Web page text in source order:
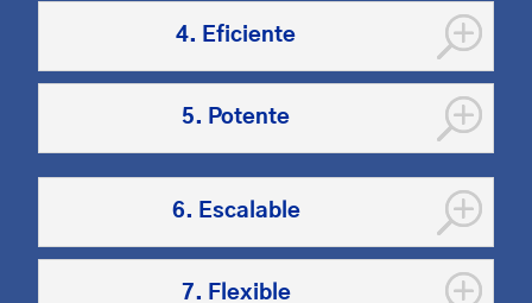
4. Eficiente
5. Potente
6. Escalable
7. Flexible